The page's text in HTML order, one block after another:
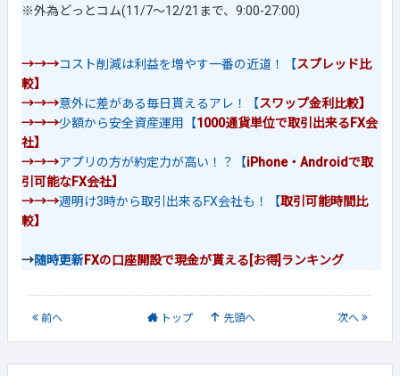
※外為どっとコム(11/7～12/21まで、9:00-27:00)
→→→コスト削減は利益を増やす一番の近道！【スプレッド比
較】
→→→意外に差がある毎日貰えるアレ！【スワップ金利比較】
→→→少額から安全資産運用【1000通貨単位で取引出来るFX会
社】
→→→アプリの方が約定力が高い！？【iPhone・Androidで取
引可能なFX会社】
→→→週明け3時から取引出来るFX会社も！【取引可能時間比
較】
→随時更新FXの口座開設で現金が貰える[お得]ランキング
前へ トップ 先頭へ 次へ